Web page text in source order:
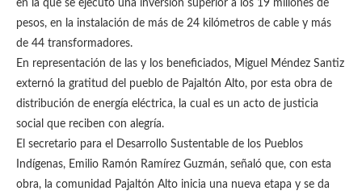
en la que se ejecutó una inversión superior a los 19 millones de
pesos, en la instalación de más de 24 kilómetros de cable y más
de 44 transformadores.
En representación de las y los beneficiados, Miguel Méndez Santiz
externó la gratitud del pueblo de Pajaltón Alto, por esta obra de
distribución de energía eléctrica, la cual es un acto de justicia
social que reciben con alegría.
El secretario para el Desarrollo Sustentable de los Pueblos
Indígenas, Emilio Ramón Ramírez Guzmán, señaló que, con esta
obra, la comunidad Pajaltón Alto inicia una nueva etapa y se da